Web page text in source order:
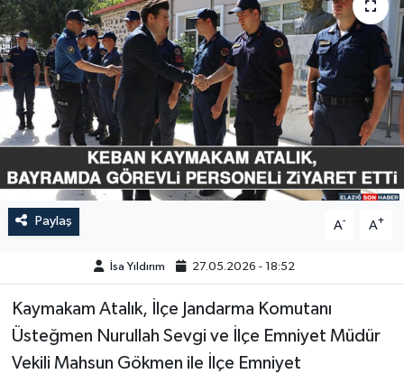
Paylaş A- A+
İsa Yıldırım 27.05.2026 - 18:52
Kaymakam Atalık, İlçe Jandarma Komutanı
Üsteğmen Nurullah Sevgi ve İlçe Emniyet Müdür
Vekili Mahsun Gökmen ile İlçe Emniyet
GÜNDEM
HABERDE İNSAN
KÜLTÜR-SANAT
MAGAZİN
MEDYA
ÖZEL HABER
POLİTİKA
SAĞLIK